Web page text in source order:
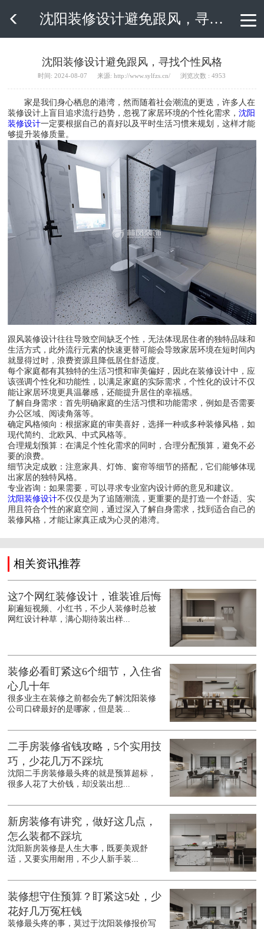
 沈阳装修设计避免跟风，寻找个性风格
沈阳装修设计避免跟风，寻找个性风格
时间: 2024-08-07 来源: http://www.sylfzs.cn/ 浏览次数 : 4953
家是我们身心栖息的港湾，然而随着社会潮流的更迭，许多人在
装修设计上盲目追求流行趋势，忽视了家居环境的个性化需求，沈阳
装修设计一定要根据自己的喜好以及平时生活习惯来规划，这样才能
够提升装修质量。
跟风装修设计往往导致空间缺乏个性，无法体现居住者的独特品味和
生活方式，此外流行元素的快速更替可能会导致家居环境在短时间内
就显得过时，浪费资源且降低居住舒适度。
每个家庭都有其独特的生活习惯和审美偏好，因此在装修设计中，应
该强调个性化和功能性，以满足家庭的实际需求，个性化的设计不仅
能让家居环境更具温馨感，还能提升居住的幸福感。
了解自身需求：首先明确家庭的生活习惯和功能需求，例如是否需要
办公区域、阅读角落等。
确定风格倾向：根据家庭的审美喜好，选择一种或多种装修风格，如
现代简约、北欧风、中式风格等。
合理规划预算：在满足个性化需求的同时，合理分配预算，避免不必
要的浪费。
细节决定成败：注意家具、灯饰、窗帘等细节的搭配，它们能够体现
出家居的独特风格。
专业咨询：如果需要，可以寻求专业室内设计师的意见和建议。
沈阳装修设计不仅仅是为了追随潮流，更重要的是打造一个舒适、实
用且符合个性的家庭空间，通过深入了解自身需求，找到适合自己的
装修风格，才能让家真正成为心灵的港湾。
相关资讯推荐
这7个网红装修设计，谁装谁后悔
刷遍短视频、小红书，不少人装修时总被
网红设计种草，满心期待装出样...
装修必看盯紧这6个细节，入住省
心几十年
很多业主在装修之前都会先了解沈阳装修
公司口碑最好的是哪家，但是装...
二手房装修省钱攻略，5个实用技
巧，少花几万不踩坑
沈阳二手房装修最头疼的就是预算超标，
很多人花了大价钱，却没装出想...
新房装修有讲究，做好这几点，
怎么装都不踩坑
沈阳新房装修是人生大事，既要美观舒
适，又要实用耐用，不少人新手装...
装修想守住预算？盯紧这5处，少
花好几万冤枉钱
装修最头疼的事，莫过于沈阳装修报价写